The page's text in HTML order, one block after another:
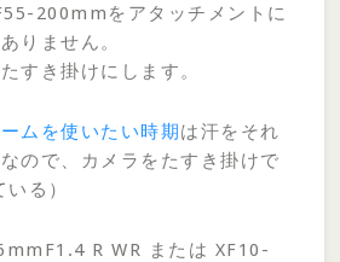
200mmをアタッチメントに
りません。
すき掛けにします。
ムを使いたい時期は汗をそれ
ので、カメラをたすき掛けで
る）
R WR または XF10-